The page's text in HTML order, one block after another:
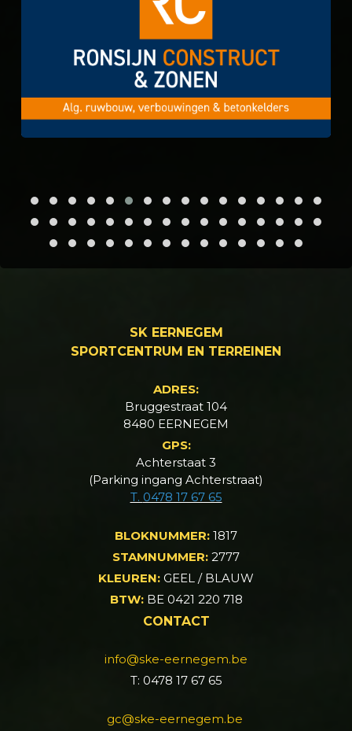
SK EERNEGEM
SPORTCENTRUM EN TERREINEN
ADRES:
Bruggestraat 104
8480 EERNEGEM
GPS:
Achterstaat 3
(Parking ingang Achterstraat)
T. 0478 17 67 65
BLOKNUMMER: 1817
STAMNUMMER: 2777
KLEUREN: GEEL / BLAUW
BTW:BE 0421 220 718
CONTACT
info@ske-eernegem.be
T: 0478 17 67 65
gc@ske-eernegem.be